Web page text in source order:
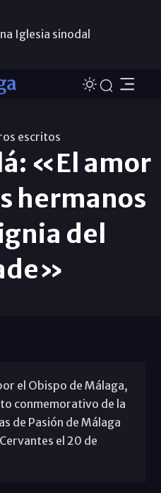
Iglesia sinodal
escritos
«El amor
hermanos
del
el Obispo de Málaga,
conmemorativo de la
de Pasión de Málaga
el 20 de